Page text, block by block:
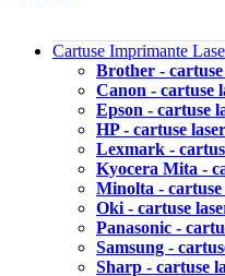
Cartuse Imprimante
Brother - cartuse
Canon - cartuse
Epson - cartuse
HP - cartuse laser
Lexmark -
Kyocera Mita -
Minolta - cartuse
Oki - cartuse
Panasonic -
Samsung -
Sharp - cartuse